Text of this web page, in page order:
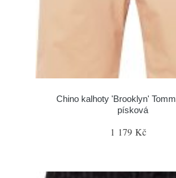
Chino kalhoty 'Brooklyn'
písková
1 179 Kč